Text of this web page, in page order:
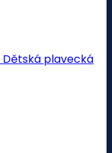
Dětská plavecká